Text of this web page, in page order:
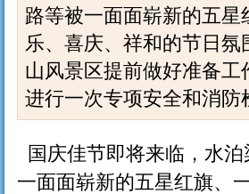
路等被一面面崭新的五
乐、喜庆、祥和的节日
山风景区提前做好准备
进行一次专项安全和消
国庆佳节即将来临，水
一面面崭新的五星红旗、